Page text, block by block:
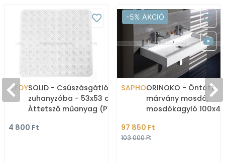
GEDYSOLID - Csúszásgátló
zuhanyzóba - 53x53 cm -
Áttetsző műanyag (PVC)
4 800 Ft
-5% AKCIÓ
SAPHOORINOKO - Öntött
márvány mosdó,
mosdókagyló
bútorra ültethető, fa
97 850 Ft
103 000 Ft